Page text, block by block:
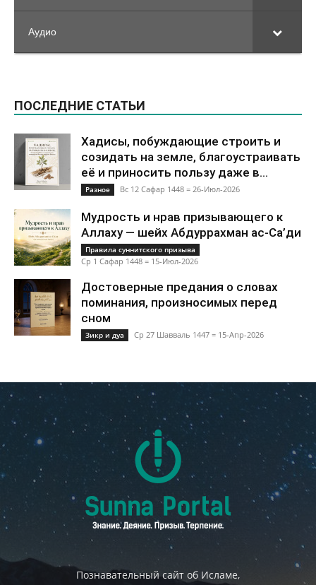
Аудио
ПОСЛЕДНИЕ СТАТЬИ
Хадисы, побуждающие строить и
созидать на земле, благоустраивать
её и приносить пользу даже в...
Разное Вс 12 Сафар 1448 = 26-Июл-2026
Мудрость и нрав призывающего к
Аллаху — шейх Абдуррахман ас-Са’ди
Правила суннитского призыва
Ср 1 Сафар 1448 = 15-Июл-2026
Достоверные предания о словах
поминания, произносимых перед
сном
Зикр и дуа Ср 27 Шавваль 1447 = 15-Апр-2026
Познавательный сайт об Исламе,